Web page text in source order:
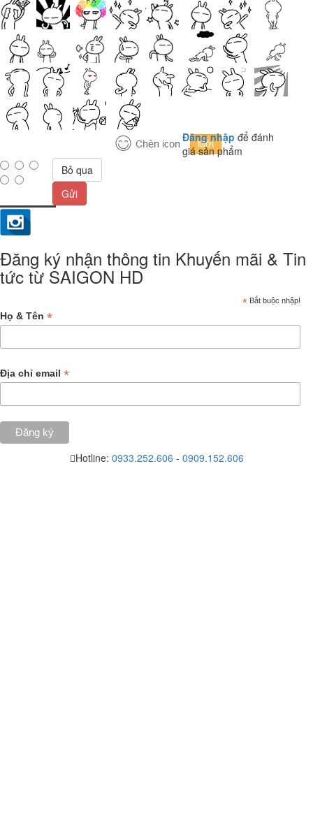
Đăng nhập để đánh
giá sản phẩm
Bỏ qua
Gửi
Đăng ký nhận thông tin Khuyến mãi & Tin
tức từ SAIGON HD
* Bắt buộc nhập!
Họ & Tên *
Địa chỉ email *
Hotline: 0933.252.606 - 0909.152.606